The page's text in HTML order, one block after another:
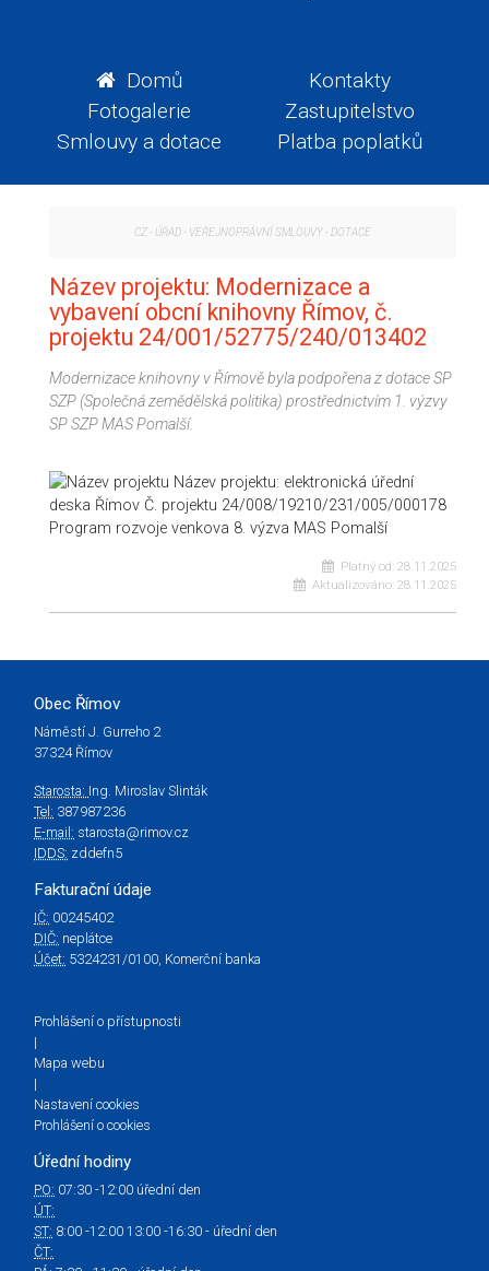
Domů
Kontakty
Fotogalerie
Zastupitelstvo
Smlouvy a dotace
Platba poplatků
CZ- ÚŘAD- VEŘEJNOPRÁVNÍ SMLOUVY - DOTACE
Název projektu: Modernizace a
vybavení obcní knihovny Římov, č.
projektu 24/001/52775/240/013402
Modernizace knihovny v Římově byla podpořena z dotace SP
SZP (Společná zemědělská politika) prostřednictvím 1. výzvy
SP SZP MAS Pomalší.
Platný od: 28.11.2025
Aktualizováno: 28.11.2025
Obec Římov
Náměstí J. Gurreho 2
37324 Římov
Starosta: Ing. Miroslav Slinták
Tel: 387987236
E-mail: starosta@rimov.cz
IDDS: zddefn5
Fakturační údaje
IČ: 00245402
DIČ: neplátce
Účet: 5324231/0100, Komerční banka
Prohlášení o přístupnosti
|
Mapa webu
|
Nastavení cookies
Prohlášení o cookies
Úřední hodiny
PO: 07:30 -12:00 úřední den
ÚT:
ST: 8:00 -12:00 13:00 -16:30 - úřední den
ČT: